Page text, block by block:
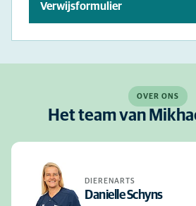
Verwijsformulier
OVER ONS
Het team van
DIERENARTS
Danielle Schyns